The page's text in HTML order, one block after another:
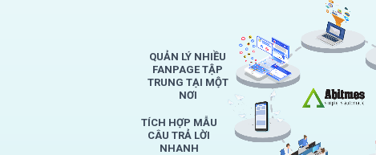
QUẢN LÝ NHIỀU
FANPAGE TẬP
TRUNG TẠI MỘT
NƠI
TÍCH HỢP MẪU
CÂU TRẢ LỜI
NHANH